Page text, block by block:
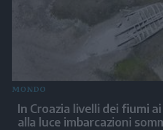
MONDO
In Croazia livelli dei fiumi
alla luce imbarcazioni